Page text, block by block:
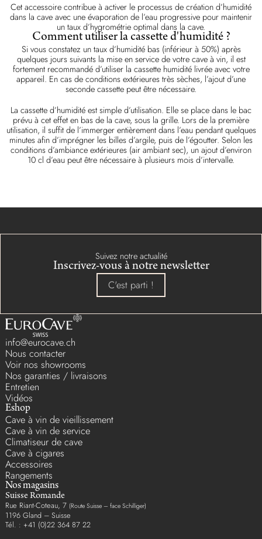
Cet accessoire contribue à activer le processus de création d’humidité
dans la cave avec une évaporation de l’eau progressive pour maintenir
un taux d’hygrométrie optimal dans la cave.
Comment utiliser la cassette d'humidité ?
Si vous constatez un taux d’humidité bas (inférieur à 50%) après
quelques jours suivants la mise en service de votre cave à vin, il est
fortement recommandé d’utiliser la cassette humidité livrée avec votre
appareil. En cas de conditions extérieures très sèches, l’ajout d’une
seconde cassette peut être nécessaire.
La cassette d’humidité est simple d’utilisation. Elle se place dans le bac
prévu à cet effet en bas de la cave, sous la grille. Lors de la première
utilisation, il suffit de l’immerger entièrement dans l’eau pendant quelques
minutes afin d’imprégner les billes d’argile, puis de l’égoutter. Selon les
conditions d’ambiance extérieures (air ambiant sec), un ajout d’environ
10 cl d’eau peut être nécessaire à plusieurs mois d’intervalle.
Suivez notre actualité
Inscrivez-vous à notre newsletter
C'est parti !
info@eurocave.ch
Nous contacter
Voir nos showrooms
Nos garanties / livraisons
Entretien
Vidéos
Eshop
Cave à vin de vieillissement
Cave à vin de service
Climatiseur de cave
Cave à cigares
Accessoires
Rangements
Nos magasins
Suisse Romande
Rue Riant-Coteau, 7 (Route Suisse – face Schilliger)
1196 Gland – Suisse
Tél. : +41 (0)22 364 87 22